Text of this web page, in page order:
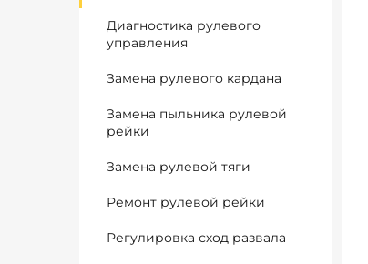
Диагностика рулевого
управления
Замена рулевого кардана
Замена пыльника рулевой
рейки
Замена рулевой тяги
Ремонт рулевой рейки
Регулировка сход развала